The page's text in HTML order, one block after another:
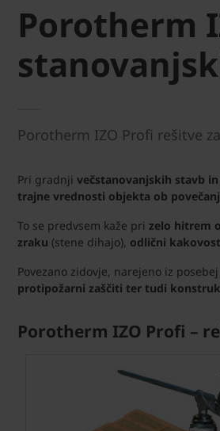
Porotherm
Porotherm IZO Profi rešitve
Pri gradnji večstanovanjskih stavb
trajne vrednosti objekta ob
To se predvsem kaže pri zelo hitrem
zraku (stene dihajo), odlični
Povezano zidovje, narejeno iz
protipožarni zaščiti ter tudi
Porotherm IZO Profi –